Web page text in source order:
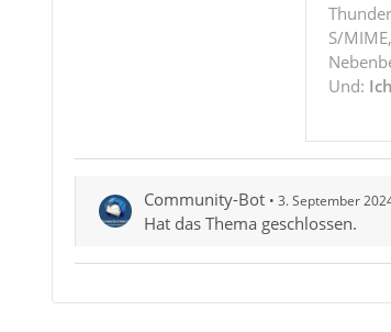
S/
Und:
Community-Bot 3. September
Hat das Thema geschlossen.